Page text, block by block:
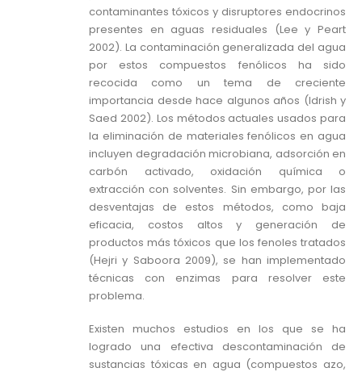
contaminantes tóxicos y disruptores endocrinos
presentes en aguas residuales (Lee y Peart
2002). La contaminación generalizada del agua
por estos compuestos fenólicos ha sido
recocida como un tema de creciente
importancia desde hace algunos años (Idrish y
Saed 2002). Los métodos actuales usados para
la eliminación de materiales fenólicos en agua
incluyen degradación microbiana, adsorción en
carbón activado, oxidación química o
extracción con solventes. Sin embargo, por las
desventajas de estos métodos, como baja
eficacia, costos altos y generación de
productos más tóxicos que los fenoles tratados
(Hejri y Saboora 2009), se han implementado
técnicas con enzimas para resolver este
problema.
Existen muchos estudios en los que se ha
logrado una efectiva descontaminación de
sustancias tóxicas en agua (compuestos azo,